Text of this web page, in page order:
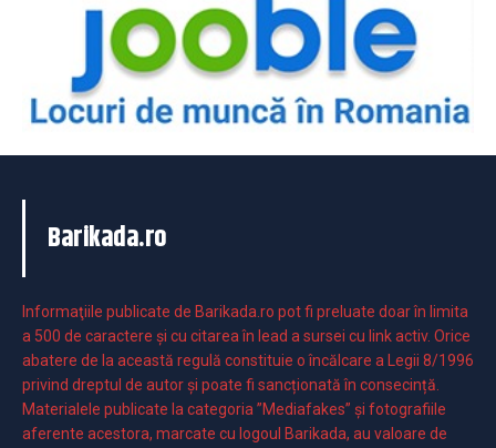
Barikada.ro
Informaţiile publicate de Barikada.ro pot fi preluate doar în limita
a 500 de caractere şi cu citarea în lead a sursei cu link activ. Orice
abatere de la această regulă constituie o încălcare a Legii 8/1996
privind dreptul de autor și poate fi sancționată în consecință.
Materialele publicate la categoria ”Mediafakes” și fotografiile
aferente acestora, marcate cu logoul Barikada, au valoare de